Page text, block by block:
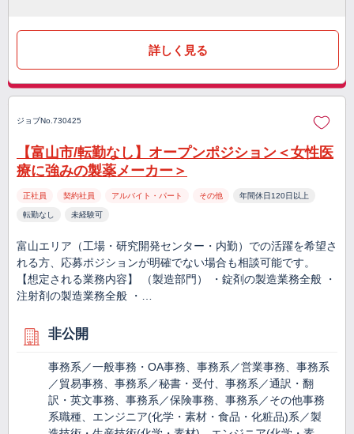
詳しく見る
ジョブNo.730425
【富山市/転勤なし】オープンポジション＜女性医
療に強みの製薬メーカー＞
正社員 契約社員 アルバイト・パート その他 年間休日120日以上
転勤なし 未経験可
富山エリア（工場・研究開発センター・内勤）での活躍を希望さ
れる方、応募ポジションが明確でない場合も相談可能です。
【想定される業務内容】 （製造部門） ・錠剤の製造業務全般 ・
注射剤の製造業務全般 ・…
非公開
事務系／一般事務・OA事務、事務系／営業事務、事務系
／貿易事務、事務系／秘書・受付、事務系／通訳・翻
訳・英文事務、事務系／保険事務、事務系／その他事務
系職種、エンジニア(化学・素材・食品・化粧品)系／製